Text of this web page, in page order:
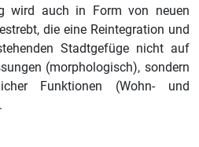
wird auch in Form von neuen
die eine Reintegration und
Stadtgefüge nicht auf
(morphologisch), sondern
Funktionen (Wohn- und